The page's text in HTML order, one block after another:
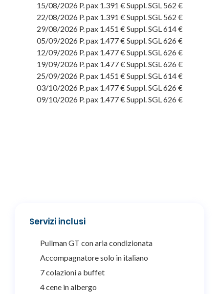
15/08/2026 P. pax 1.391 € Suppl. SGL 562 €
22/08/2026 P. pax 1.391 € Suppl. SGL 562 €
29/08/2026 P. pax 1.451 € Suppl. SGL 614 €
05/09/2026 P. pax 1.477 € Suppl. SGL 626 €
12/09/2026 P. pax 1.477 € Suppl. SGL 626 €
19/09/2026 P. pax 1.477 € Suppl. SGL 626 €
25/09/2026 P. pax 1.451 € Suppl. SGL 614 €
03/10/2026 P. pax 1.477 € Suppl. SGL 626 €
09/10/2026 P. pax 1.477 € Suppl. SGL 626 €
Servizi inclusi
Pullman GT con aria condizionata
Accompagnatore solo in italiano
7 colazioni a buffet
4 cene in albergo